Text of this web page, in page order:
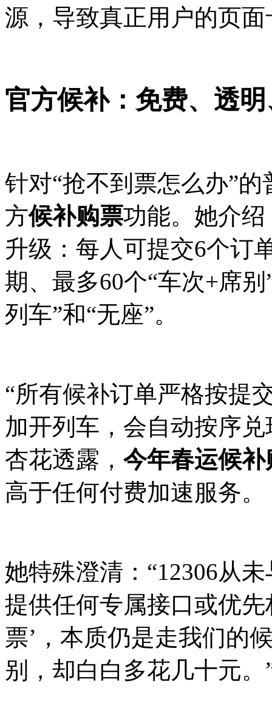
源，导致真正用户的页
官方候补：免费、透
针对“抢不到票怎么办”
方候补购票功能。她介
升级：每人可提交6个订
期、最多60个“车次+席
列车”和“无座”。
“所有候补订单严格按提
加开列车，会自动按序
杏花透露， 今年春运候
高于任何付费加速服务。
她特殊澄清：“12306从
提供任何专属接口或优先
票’，本质仍是走我们的
别，却白白多花几十元。